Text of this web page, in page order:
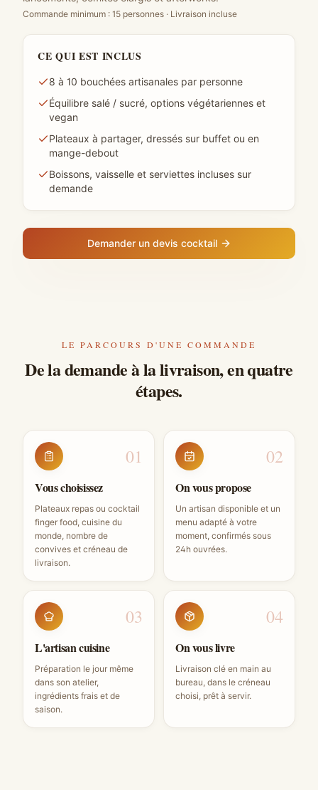
Commande minimum : 15 personnes · Livraison incluse
CE QUI EST INCLUS
8 à 10 bouchées artisanales par personne
Équilibre salé / sucré, options végétariennes et
vegan
Plateaux à partager, dressés sur buffet ou en
mange-debout
Boissons, vaisselle et serviettes incluses sur
demande
Demander un devis cocktail
LE PARCOURS D'UNE COMMANDE
De la demande à la livraison, en quatre
étapes.
01
Vous choisissez
Plateaux repas ou cocktail
finger food, cuisine du
monde, nombre de
convives et créneau de
livraison.
02
On vous propose
Un artisan disponible et un
menu adapté à votre
moment, confirmés sous
24h ouvrées.
03
L'artisan cuisine
Préparation le jour même
dans son atelier,
ingrédients frais et de
saison.
04
On vous livre
Livraison clé en main au
bureau, dans le créneau
choisi, prêt à servir.